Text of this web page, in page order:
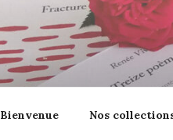
Tout livre n’est-il pas
Bienvenue Nos